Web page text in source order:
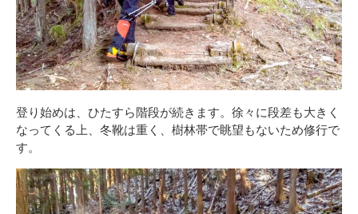
登り始めは、ひたすら階段が続きます。徐々に段差も大きく
なってくる上、冬靴は重く、樹林帯で眺望もないため修行で
す。